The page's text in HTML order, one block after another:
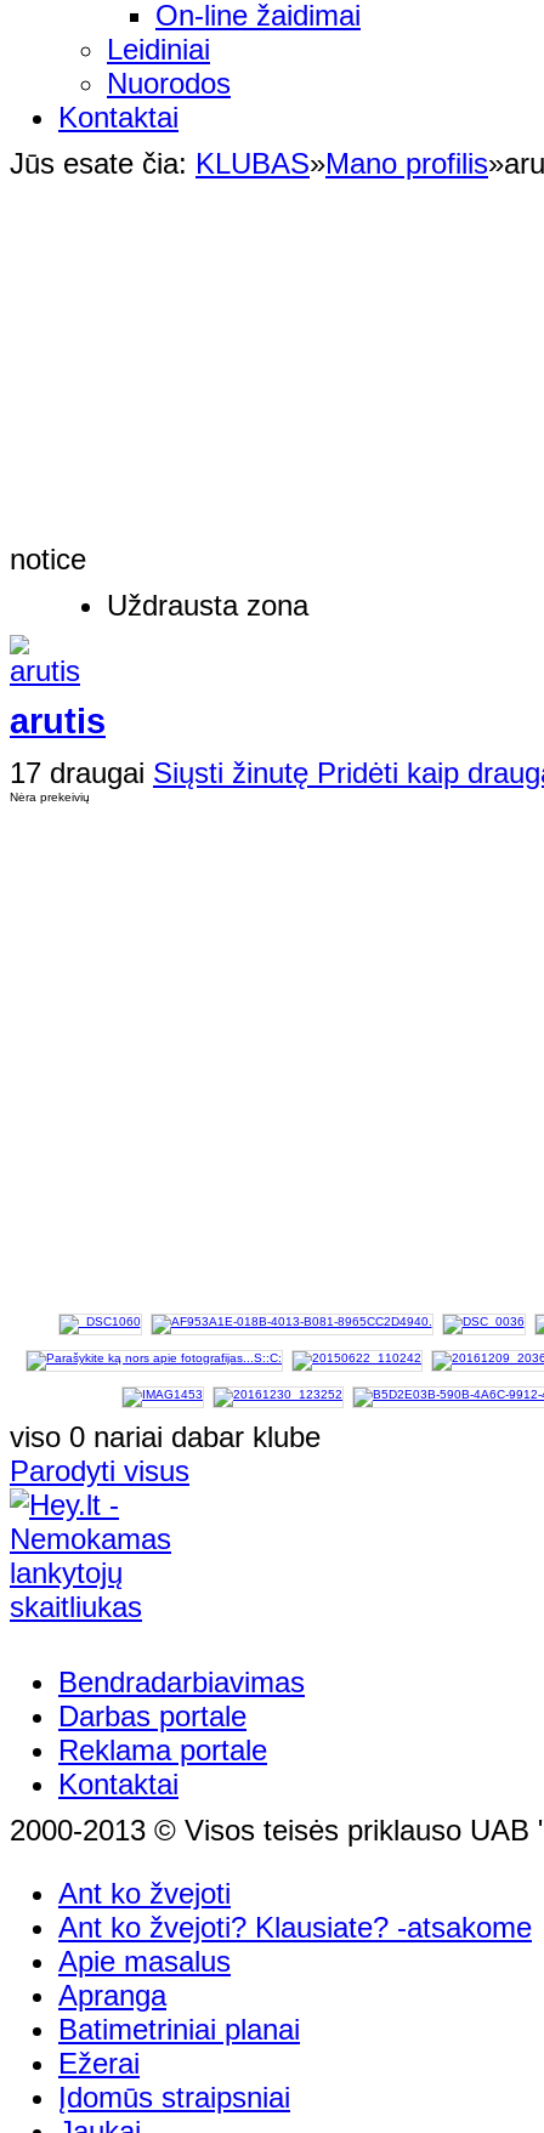
On-line žaidimai
Leidiniai
Nuorodos
Kontaktai
Jūs esate čia: KLUBAS»Mano profilis»
notice
Uždrausta zona
arutis
17 draugai Siųsti žinutę Pridėti kaip
Nėra prekeivių
viso 0 nariai dabar klube
Parodyti visus
Bendradarbiavimas
Darbas portale
Reklama portale
Kontaktai
2000-2013 © Visos teisės priklauso UAB
Ant ko žvejoti
Ant ko žvejoti? Klausiate? -atsakome
Apie masalus
Apranga
Batimetriniai planai
Ežerai
Įdomūs straipsniai